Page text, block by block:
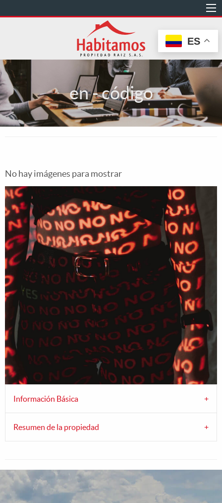
al
en - código
No hay imágenes para mostrar
Información Básica
Resumen de la propiedad
ES